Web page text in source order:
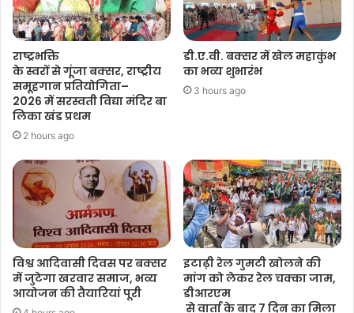
राष्ट्रभक्ति
के स्वरों से गूंजा बक्सर, राष्ट्रीय
समूहगान प्रतियोगिता–
2026 में सरस्वती विद्या मंदिर बा
लिका खंड प्रथम
2 hours ago
डी.ए.वी. बक्सर में खेल महाकुंभ
का भव्य शुभारंभ
3 hours ago
विश्व आदिवासी दिवस पर बक्सर
में जुटेगा खरवार समाज, भव्य
आयोजन की तैयारियां पूरी
इटाढ़ी रेल गुमटी खोलने की
मांग को लेकर रेल चक्का जाम,
डीआरएम
से वार्ता के बाद 7 दिन का मिला